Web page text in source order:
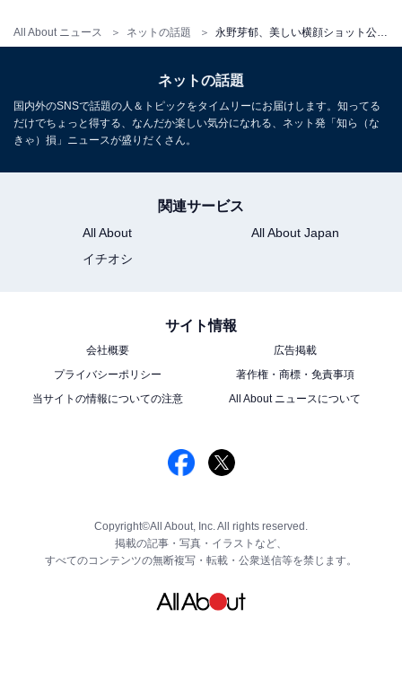
All About ニュース ネットの話題
ネットの話題
国内外のSNSで話題の人＆トピックをタイムリーにお届けします。知ってる
だけでちょっと得する、なんだか楽しい気分になれる、ネット発「知ら（な
きゃ）損」ニュースが盛りだくさん。
関連サービス
All About
All About Japan
イチオシ
サイト情報
会社概要
広告掲載
プライバシーポリシー
著作権・商標・免責事項
当サイトの情報についての注意
All About ニュースについて
Copyright©All About, Inc. All rights reserved.
掲載の記事・写真・イラストなど、
すべてのコンテンツの無断複写・転載・公衆送信等を禁じます。